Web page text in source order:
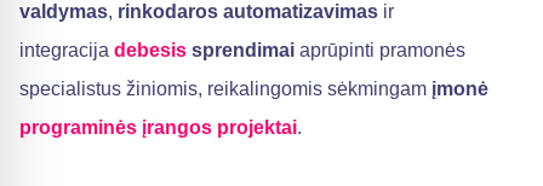
valdymas, rinkodaros automatizavimas ir
integracija debesis sprendimai aprūpinti pramonės
specialistus žiniomis, reikalingomis sėkmingam įmonė
programinės įrangos projektai.